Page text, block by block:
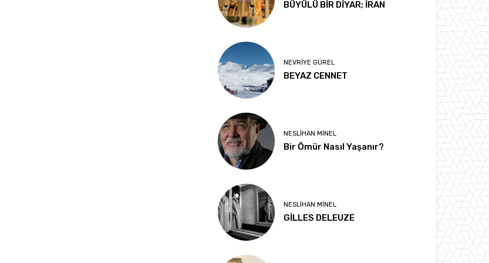
BÜYÜLÜ BİR DİYAR; İRAN
NEVRIYE GÜREL
BEYAZ CENNET
NESLIHAN MINEL
Bir Ömür Nasıl Yaşanır?
NESLIHAN MINEL
GİLLES DELEUZE